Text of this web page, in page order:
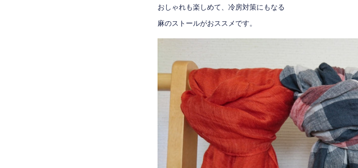
おしゃれも楽しめて、冷房対策にもなる
麻のストールがおススメです。